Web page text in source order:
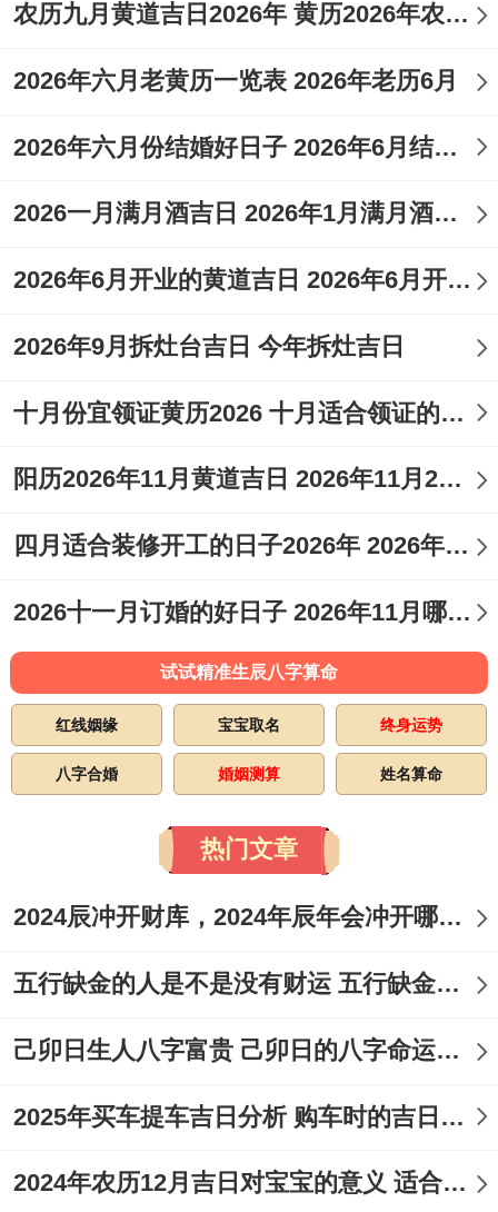
农历九月黄道吉日2026年 黄历2026年农历九月黄道吉日查询
2026年六月老黄历一览表 2026年老历6月
2026年六月份结婚好日子 2026年6月结婚好吗
2026一月满月酒吉日 2026年1月满月酒吉日
2026年6月开业的黄道吉日 2026年6月开业黄道吉日查询
2026年9月拆灶台吉日 今年拆灶吉日
十月份宜领证黄历2026 十月适合领证的好日子2026年
阳历2026年11月黄道吉日 2026年11月26日阳历黄道吉日
四月适合装修开工的日子2026年 2026年四月份适合装修开工的黄道吉日
2026十一月订婚的好日子 2026年11月哪天订婚好
试试精准生辰八字算命
红线姻缘 宝宝取名 终身运势
八字合婚 婚姻测算 姓名算命
热门文章
2024辰冲开财库，2024年辰年会冲开哪些人的财库
五行缺金的人是不是没有财运 五行缺金的人命运好不好
己卯日生人八字富贵 己卯日的八字命运如何
2025年买车提车吉日分析 购车时的吉日与禁忌
2024年农历12月吉日对宝宝的意义 适合龙年宝宝出生的日子有哪些